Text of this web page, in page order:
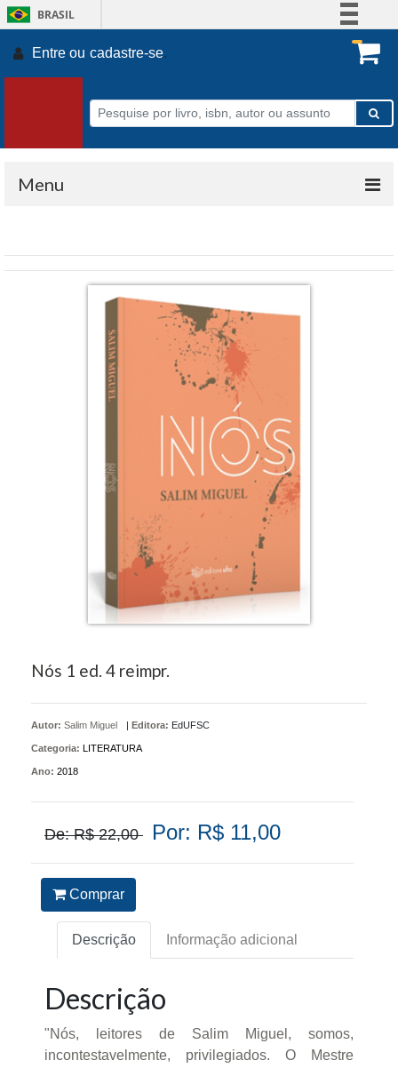
BRASIL
Participe
Acesso à informação
Legislação
Entre ou cadastre-se.
Menu
Nós 1 ed. 4 reimpr.
Autor: Salim Miguel | Editora: EdUFSC
Categoria: LITERATURA
Ano: 2018
De: R$ 22,00 Por: R$ 11,00
Comprar
Descrição Informação adicional
Descrição
"Nós, leitores de Salim Miguel, somos,
incontestavelmente, privilegiados. O Mestre